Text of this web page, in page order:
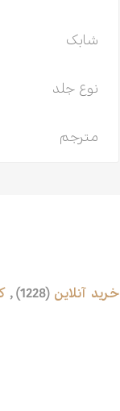
شابک
نوع جلد
مترجم
خرید آنلاین (1228)
,